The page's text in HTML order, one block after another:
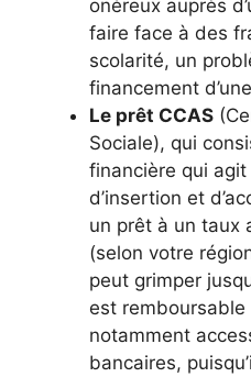
onéreux auprès
faire face à des
scolarité, un
financement
Le prêt CCAS
Sociale), qui
financière qui
d’insertion et
un prêt à un taux
(selon votre
peut grimper
est
notamment
bancaires,